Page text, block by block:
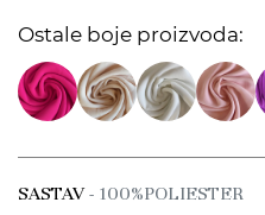
Ostale boje proizvoda:
SASTAV- 100%POLIESTER